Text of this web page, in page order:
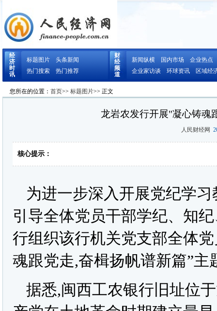
经
济
时
讯
标题图片
头条新闻
热门搜索
热门推荐
财
经
频
道
新闻纵横 国内市场
企业热点
企业家访谈
环球资讯 区域经
您所在的位置： 首页>> 标题图片>> 正文
龙岩农发行开展"凝心铸魂
人民财经网
核心提示：
为进一步深入开展党纪学
引导全体党员干部学纪、知
行组织该行机关党支部全体
魂跟党走,奋楫扬帆谱新篇”主
据悉,闽西工农银行旧址位